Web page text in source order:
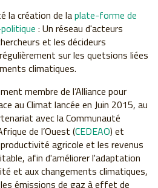
la création de laplate-forme de
: Un réseau d'acteurs
et les décideurs
sur les quetsions liées
climatiques.
membre de l’Alliance pour
au Climat lancée en Juin 2015, au
avec la Communauté
de l’Ouest (CEDEAO) et
agricole et les revenus
afin d'améliorer l'adaptation
et aux changements climatiques,
émissions de gaz à effet de